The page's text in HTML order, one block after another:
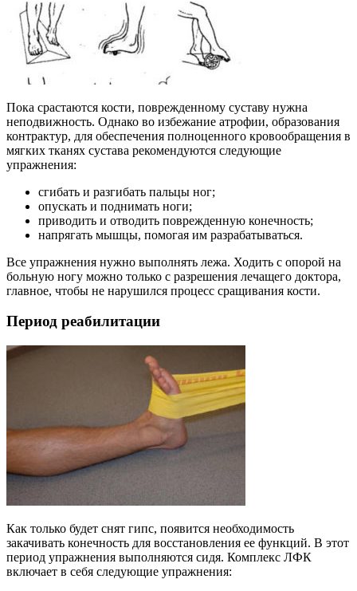
Пока срастаются кости, поврежденному суставу нужна
неподвижность. Однако во избежание атрофии, образования
контрактур, для обеспечения полноценного кровообращения в
мягких тканях сустава рекомендуются следующие
упражнения:
сгибать и разгибать пальцы ног;
опускать и поднимать ноги;
приводить и отводить поврежденную конечность;
напрягать мышцы, помогая им разрабатываться.
Все упражнения нужно выполнять лежа. Ходить с опорой на
больную ногу можно только с разрешения лечащего доктора,
главное, чтобы не нарушился процесс сращивания кости.
Период реабилитации
Как только будет снят гипс, появится необходимость
закачивать конечность для восстановления ее функций. В этот
период упражнения выполняются сидя. Комплекс ЛФК
включает в себя следующие упражнения: